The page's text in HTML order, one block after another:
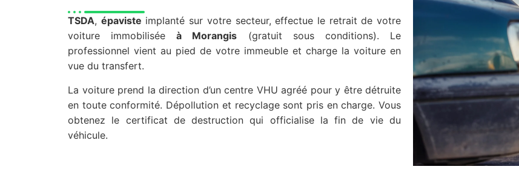
TSDA, épaviste implanté sur votre secteur, effectue le retrait de votre
voiture immobiliséeà Morangis (gratuit sous conditions). Le
professionnel vient au pied de votre immeuble et charge la voiture en
vue du transfert.
La voiture prend la direction d’un centre VHU agréé pour y être détruite
en toute conformité. Dépollution et recyclage sont pris en charge. Vous
obtenez le certificat de destruction qui officialise la fin de vie du
véhicule.